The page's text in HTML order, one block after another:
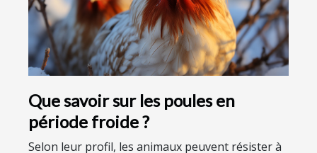
Que savoir sur les poules en
période froide ?
Selon leur profil, les animaux peuvent résister à